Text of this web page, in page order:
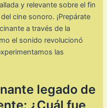
y relevante sobre el fin
cine sonoro. ¡Prepárate
a través de la
el sonido revolucionó
las
legado de
¿Cuál fue